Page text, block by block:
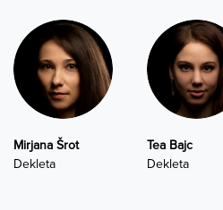
Mirjana Šrot
Dekleta
Tea Bajc
Dekleta